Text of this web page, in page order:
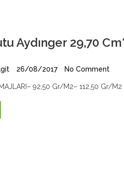
Aydınger 29,70
26/08/2017 No Comment
92,50 Gr/M2– 112,50 Gr/M2